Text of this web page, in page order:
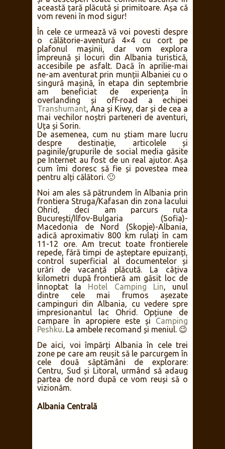
această țară plăcută și primitoare. Așa că
vom reveni în mod sigur!
În cele ce urmează vă voi povesti despre
o călătorie-aventură 4×4 cu cort pe
plafonul mașinii, dar vom explora
împreună și locuri din Albania turistică,
accesibile pe asfalt. Dacă în aprilie-mai
ne-am aventurat prin munții Albaniei cu o
singură mașină, în etapa din septembrie
am beneficiat de experiența în
overlanding și off-road a echipei
Transhumant, Ana și Kiwy, dar și de cea a
mai vechilor noștri parteneri de aventuri,
Uța și Sorin.
De asemenea, cum nu știam mare lucru
despre destinație, articolele și
paginile/grupurile de social media găsite
pe Internet au fost de un real ajutor. Așa
cum îmi doresc să fie și povestea mea
pentru alți călători. 🙂
Noi am ales să pătrundem în Albania prin
frontiera Struga/Kafasan din zona lacului
Ohrid, deci am parcurs ruta
București/Ilfov-Bulgaria (Sofia)-
Macedonia de Nord (Skopje)-Albania,
adică aproximativ 800 km rulați în cam
11-12 ore. Am trecut toate frontierele
repede, fără timpi de așteptare epuizanți,
control superficial al documentelor și
urări de vacanță plăcută. La câțiva
kilometri după frontieră am găsit loc de
înnoptat la Hotel Camping Lin, unul
dintre cele mai frumos așezate
campinguri din Albania, cu vedere spre
impresionantul lac Ohrid. Opțiune de
campare în apropiere este și Camping
Peshku. La ambele recomand și meniul. 😉
De aici, voi împărți Albania în cele trei
zone pe care am reușit să le parcurgem în
cele două săptămâni de explorare:
Centru, Sud și Litoral, urmând să adaug
partea de nord după ce vom reuși să o
vizionăm.
Albania Centrală